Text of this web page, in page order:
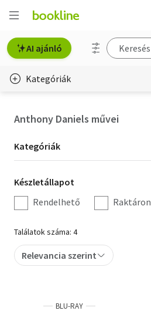
AI ajánló
Kategóriák
Hobbi, szabadidő
Irodalom
Művészet
Szakkönyv
Tankönyv, segédkönyv
Anthony Daniels művei
Kategória
szűrés
Kategóriák
Készletállapot
szűrés
Készletállapot
Rendelhető
Raktáron
Találatok száma: 4
Relevancia szerint
BLU-RAY